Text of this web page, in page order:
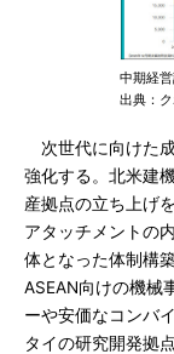
中期経
出典：ク
次世代に向けた
強化する。北米建
産拠点の立ち上げ
アタッチメントの
体となった体制構
ASEAN向けの機械
ーや安価なコンバ
タイの研究開発拠